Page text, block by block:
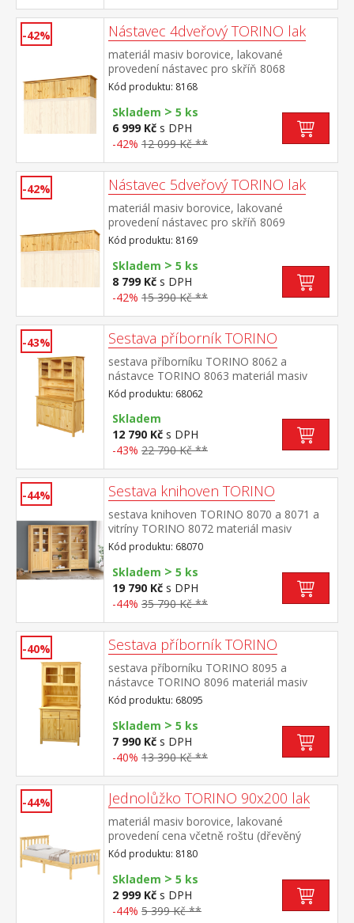
-42% Nástavec 4dveřový TORINO lak
materiál masiv borovice, lakované
provedení nástavec pro skříň 8068
Kód produktu: 8168
Skladem > 5 ks
6 999 Kč s DPH
-42% 12 099 Kč **
-42% Nástavec 5dveřový TORINO lak
materiál masiv borovice, lakované
provedení nástavec pro skříň 8069
Kód produktu: 8169
Skladem > 5 ks
8 799 Kč s DPH
-42% 15 390 Kč **
-43% Sestava příborník TORINO
sestava příborníku TORINO 8062 a
nástavce TORINO 8063 materiál masiv
borovice, lakované provedení příborník: 3
dveře, 3 zásuvky s kovovými
pojezdy nástavec: dvoje prosklená
dvířka rozměr příborníku (š/h/v) 129 × 40 ×
80 cm rozměr nástavce (š/h/v) 129 × 33 ×
Kód produktu: 68062
Skladem
12 790 Kč s DPH
-43% 22 790 Kč **
-44% Sestava knihoven TORINO
sestava knihoven TORINO 8070 a 8071 a
vitríny TORINO 8072 materiál masiv
borovice, lakované provedení knihovna
8070: čtyři police knihovna 8071: tři police,
dvě zásuvky s kovovými pojezdy vitrína
8072: dvoje částečně prosklené dveře, čtyři
police rozměr knihovny 8070 (š/h/v) 85 × 37
37 × 190 cm rozměr vitríny 8072 (š/h/v) 85
× 37 × 190 cm
Kód produktu: 68070
Skladem > 5 ks
19 790 Kč s DPH
-44% 35 790 Kč **
-40% Sestava příborník TORINO
sestava příborníku TORINO 8095 a
nástavce TORINO 8096 materiál masiv
borovice, lakované provedení příborník: 2
zásuvky s kovovými pojezdy, 2 plné dveře,
1 police nástavec: 2 prosklené dveře, 1
police rozměr příborníku (š/h/v) 90 × 40 ×
80 cm rozměr nástavce (š/h/v) 90 × 33 ×
Kód produktu: 68095
Skladem > 5 ks
7 990 Kč s DPH
-40% 13 390 Kč **
-44% Jednolůžko TORINO 90x200 lak
materiál masiv borovice, lakované
provedení cena včetně roštu (dřevěný
laťkový) bez matrace doporučený rozměr
matrace 90 × 200 cm
Kód produktu: 8180
Skladem > 5 ks
2 999 Kč s DPH
-44% 5 399 Kč **